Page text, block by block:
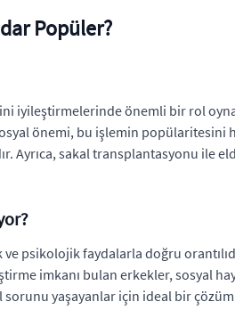
Popüler?
iyileştirmelerinde önemli bir rol
önemi, bu işlemin
Ayrıca, sakal transplantasyonu ile
psikolojik faydalarla doğru
imkanı bulan erkekler, sosyal
yaşayanlar için ideal bir